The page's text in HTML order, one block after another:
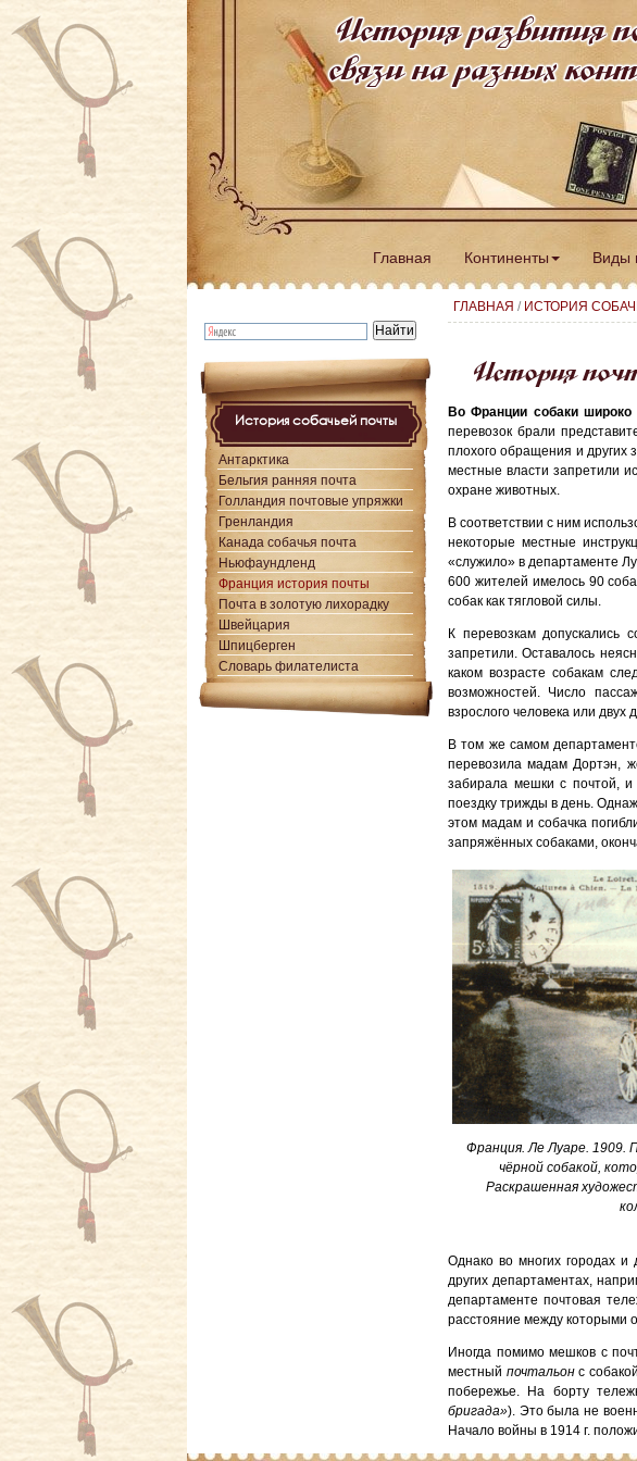
История развития
связи на разных
Главная Континенты Виды
ГЛАВНАЯ / ИСТОРИЯ
История
Во Франции собаки широко
перевозок брали
плохого обращения и других
местные власти запретили
охране животных.
В соответствии с ним
некоторые местные
«служило» в департаменте
600 жителей имелось 90
собак как тягловой силы.
К перевозкам
запретили. Оставалось
каком возрасте собакам
возможностей. Число
взрослого человека или двух
В том же самом
перевозила мадам Дортэн,
забирала мешки с почтой, и
поездку трижды в день.
этом мадам и собачка
запряжённых собаками,
Франция. Ле Луаре. 1909.
чёрной собакой,
Раскрашенная
Однако во многих городах и
других департаментах,
департаменте почтовая
расстояние между которыми
Иногда помимо мешков с
местный почтальонс
побережье. На борту
бригада»). Это была не
Начало войны в 1914 г.
История собачьей почты
Антарктика
Бельгия ранняя почта
Голландия почтовые упряжки
Гренландия
Канада собачья почта
Ньюфаундленд
Франция история почты
Почта в золотую лихорадку
Швейцария
Шпицберген
Словарь филателиста